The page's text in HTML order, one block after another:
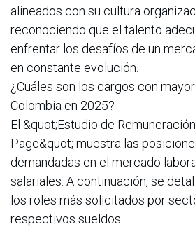
alineados con su cultura
reconociendo que el talento
enfrentar los desafíos de un
en constante evolución.
¿Cuáles son los cargos con
Colombia en 2025?
El &quot;Estudio de
Page&quot; muestra las
demandadas en el mercado
salariales. A continuación, se
los roles más solicitados por
respectivos sueldos: